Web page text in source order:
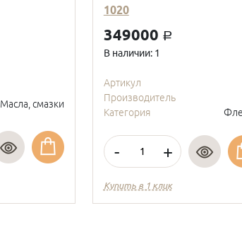
Масла, смазки
1020
349000 a
В наличии: 1
Артикул
Производитель
Категория
- +
Купить в 1 клик